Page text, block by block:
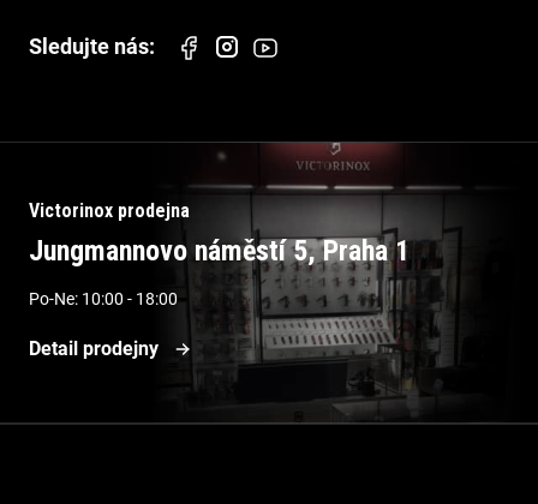
Victorinox prodejna
Jungmannovo náměstí 5, Praha 1
Po-Ne: 10:00 - 18:00
Detail prodejny